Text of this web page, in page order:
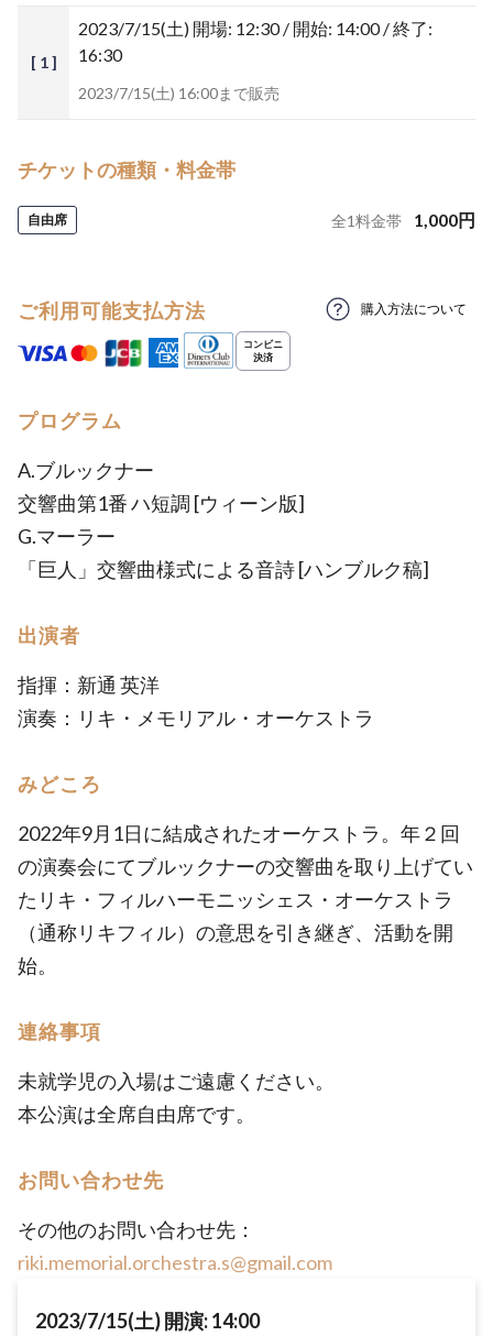
[ 1 ]
2023/7/15(土) 開場: 12:30 / 開始: 14:00 / 終了:
16:30
2023/7/15(土) 16:00まで販売
チケットの種類・料金帯
自由席 全1料金帯 1,000円
ご利用可能支払方法 購入方法について
プログラム
A.ブルックナー
交響曲第1番 ハ短調 [ウィーン版]
G.マーラー
「巨人」交響曲様式による音詩 [ハンブルク稿]
出演者
指揮：新通 英洋
演奏：リキ・メモリアル・オーケストラ
みどころ
2022年9月1日に結成されたオーケストラ。年２回
の演奏会にてブルックナーの交響曲を取り上げてい
たリキ・フィルハーモニッシェス・オーケストラ
（通称リキフィル）の意思を引き継ぎ、活動を開
始。
連絡事項
未就学児の入場はご遠慮ください。
本公演は全席自由席です。
お問い合わせ先
その他のお問い合わせ先：
riki.memorial.orchestra.s@gmail.com
2023/7/15(土) 開演: 14:00